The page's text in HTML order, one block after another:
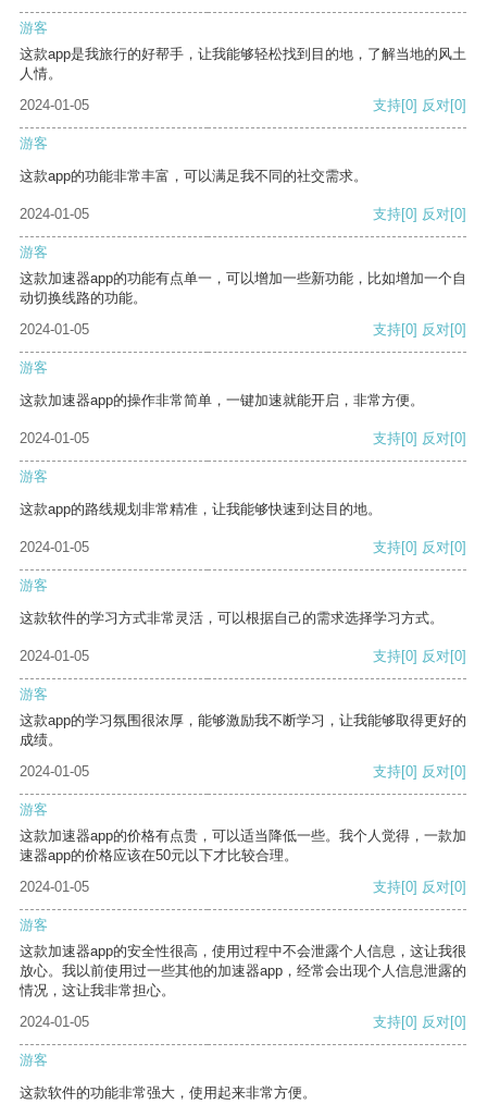
游客
这款app是我旅行的好帮手，让我能够轻松找到目的地，了解当地的风土
人情。
2024-01-05
支持[0] 反对[0]
游客
这款app的功能非常丰富，可以满足我不同的社交需求。
2024-01-05 支持[0] 反对[0]
游客
这款加速器app的功能有点单一，可以增加一些新功能，比如增加一个自
动切换线路的功能。
2024-01-05
支持[0] 反对[0]
游客
这款加速器app的操作非常简单，一键加速就能开启，非常方便。
2024-01-05 支持[0] 反对[0]
游客
这款app的路线规划非常精准，让我能够快速到达目的地。
2024-01-05 支持[0] 反对[0]
游客
这款软件的学习方式非常灵活，可以根据自己的需求选择学习方式。
2024-01-05 支持[0] 反对[0]
游客
这款app的学习氛围很浓厚，能够激励我不断学习，让我能够取得更好的
成绩。
2024-01-05
支持[0] 反对[0]
游客
这款加速器app的价格有点贵，可以适当降低一些。我个人觉得，一款加
速器app的价格应该在50元以下才比较合理。
2024-01-05
支持[0] 反对[0]
游客
这款加速器app的安全性很高，使用过程中不会泄露个人信息，这让我很
放心。我以前使用过一些其他的加速器app，经常会出现个人信息泄露的
情况，这让我非常担心。
2024-01-05
支持[0] 反对[0]
游客
这款软件的功能非常强大，使用起来非常方便。